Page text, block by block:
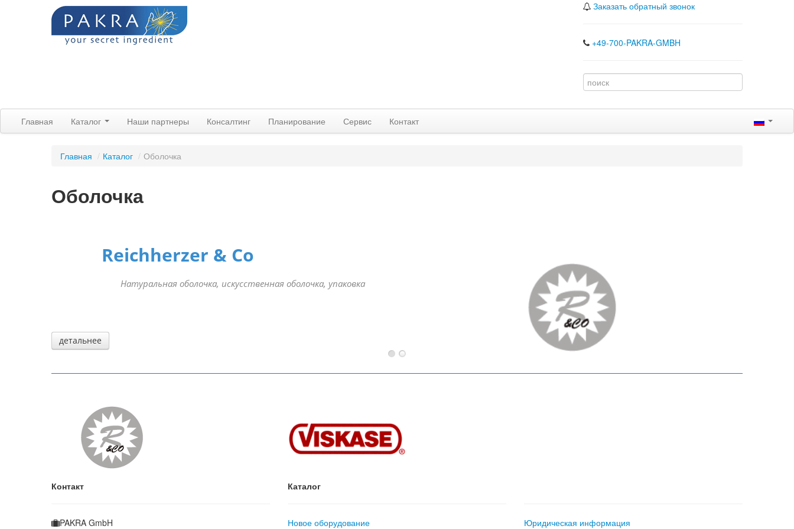
Заказать обратный звонок
+49-700-PAKRA-GMBH
Главная Каталог Наши партнеры Консалтинг Планирование Сервис Контакт
Главная / Каталог / Оболочка
Оболочка
Натуральная оболочка, искусственная оболочка, упаковка
детальнее
детальнее
Контакт
PAKRA GmbH
Каталог
Новое оборудование
Юридическая информация